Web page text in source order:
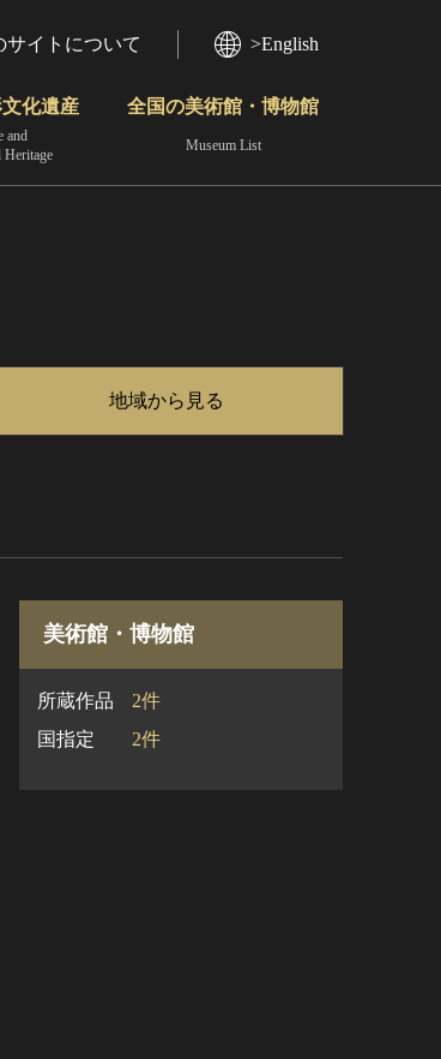
サイトについて >English
化遺産
and
全国の美術館・博物館
Museum List
地域から見る
美術館・博物館
所蔵作品
2件
国指定
2件